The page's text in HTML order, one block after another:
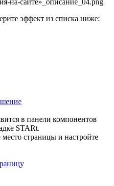
эффект из списка ниже:
в панели компонентов
STARt.
страницы и настройте